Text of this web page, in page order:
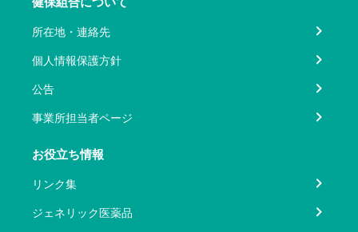
所在地・連絡先
個人情報保護方針
公告
事業所担当者ページ
お役立ち情報
リンク集
ジェネリック医薬品